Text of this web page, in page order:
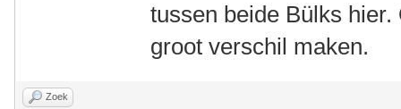
tussen beide Bülks
groot verschil maken.
Zoek